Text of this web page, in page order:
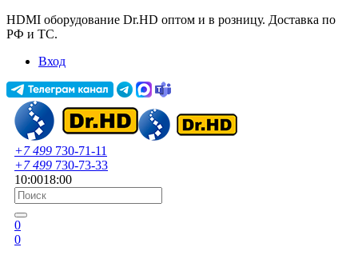
HDMI оборудование Dr.HD оптом и в розницу. Доставка по
РФ и ТС.
Вход
+7 499 730-71-11
+7 499 730-73-33
10:0018:00
0
0